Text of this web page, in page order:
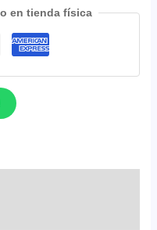
en tienda física